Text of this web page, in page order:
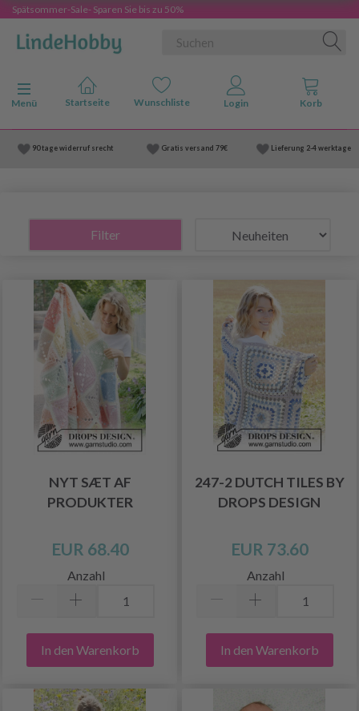
Spätsommer-Sale- Sparen Sie bis zu 50%
Anzeige ändern
Menü
90 tage widerruf srecht Gratis versand 79€ Lieferung 2-4 werktage
Filter
NYT SÆT AF
PRODUKTER
EUR 68.40
Anzahl
In den Warenkorb
247-2 DUTCH TILES BY
DROPS DESIGN
EUR 73.60
Anzahl
In den Warenkorb